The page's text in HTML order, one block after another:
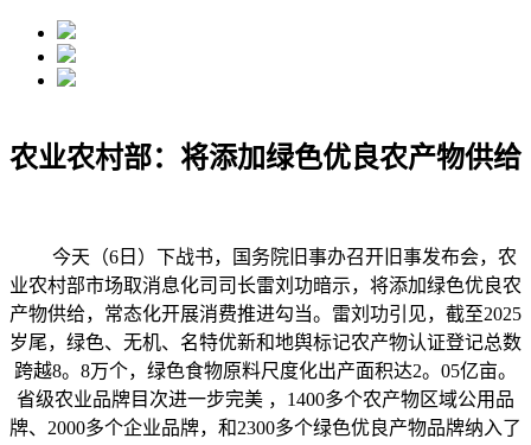
农业农村部：将添加绿色优良农产物供给
今天（6日）下战书，国务院旧事办召开旧事发布会，农
业农村部市场取消息化司司长雷刘功暗示，将添加绿色优良农
产物供给，常态化开展消费推进勾当。雷刘功引见，截至2025
岁尾，绿色、无机、名特优新和地舆标记农产物认证登记总数
跨越8。8万个，绿色食物原料尺度化出产面积达2。05亿亩。
省级农业品牌目次进一步完美 ，1400多个农产物区域公用品
牌、2000多个企业品牌，和2300多个绿色优良产物品牌纳入了